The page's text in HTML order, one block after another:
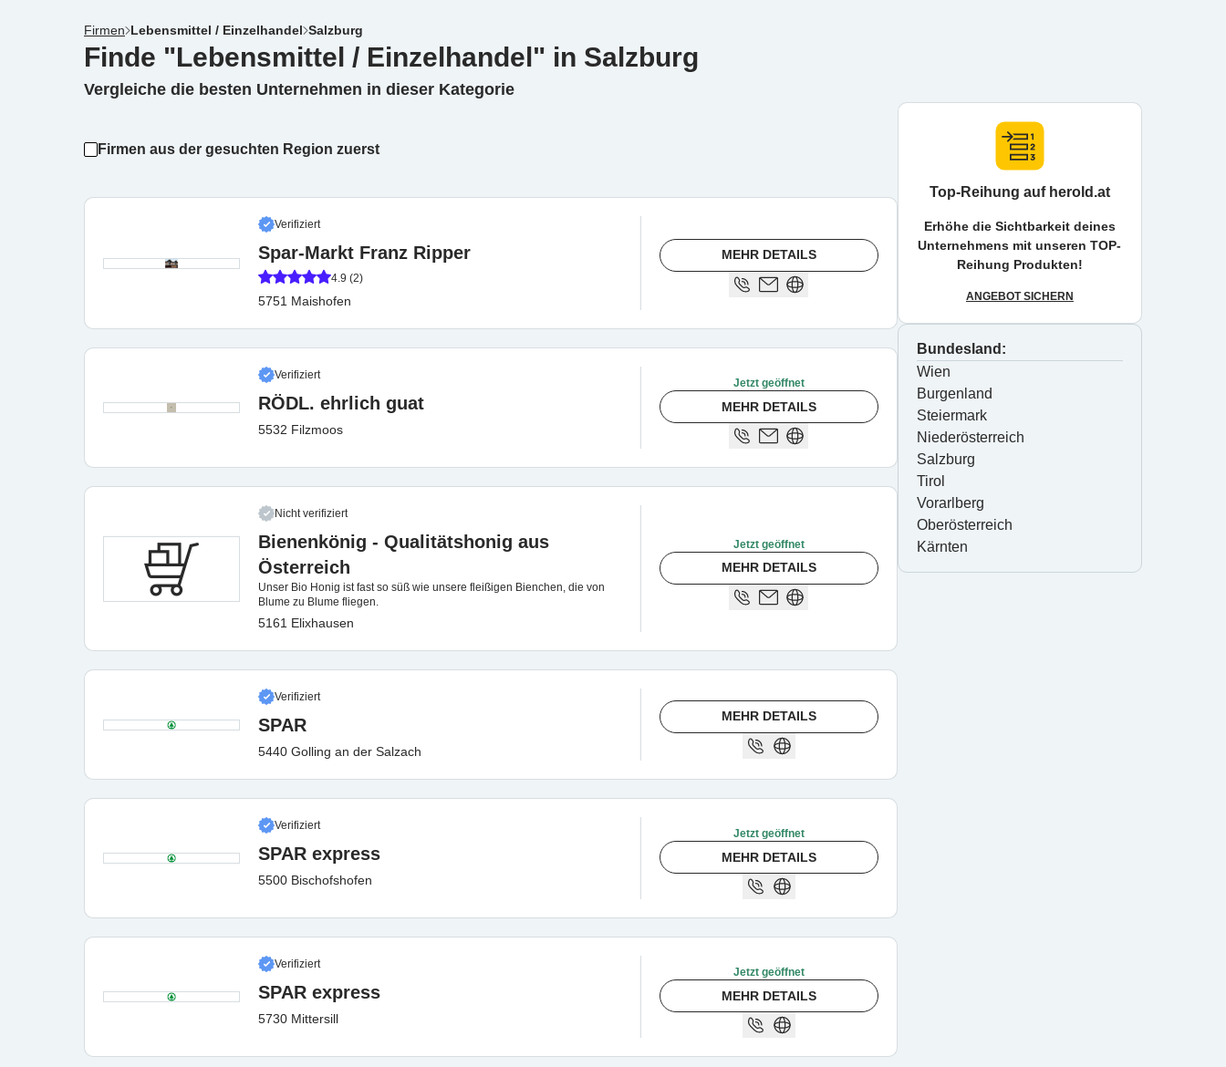
Firmen Lebensmittel / Einzelhandel Salzburg
Finde "Lebensmittel / Einzelhandel" in Salzburg
Vergleiche die besten Unternehmen in dieser Kategorie
Firmen aus der gesuchten Region zuerst
Verifiziert
Spar-Markt Franz Ripper
4.9 (2)
5751 Maishofen
MEHR DETAILS
Verifiziert
RÖDL. ehrlich guat
5532 Filzmoos
Jetzt geöffnet
MEHR DETAILS
Nicht verifiziert
Bienenkönig - Qualitätshonig aus
Österreich
Unser Bio Honig ist fast so süß wie unsere fleißigen Bienchen, die von
Blume zu Blume fliegen.
5161 Elixhausen
Jetzt geöffnet
MEHR DETAILS
Verifiziert
SPAR
5440 Golling an der Salzach
MEHR DETAILS
Verifiziert
SPAR express
5500 Bischofshofen
Jetzt geöffnet
MEHR DETAILS
Verifiziert
SPAR express
5730 Mittersill
Jetzt geöffnet
MEHR DETAILS
Top-Reihung auf herold.at
Erhöhe die Sichtbarkeit deines
Unternehmens mit unseren TOP-
Reihung Produkten!
ANGEBOT SICHERN
Bundesland:
Wien
Burgenland
Steiermark
Niederösterreich
Salzburg
Tirol
Vorarlberg
Oberösterreich
Kärnten